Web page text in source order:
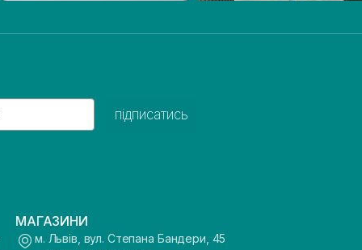
підписатись
МАГАЗИНИ
м. Львів, вул. Степана Бандери, 45